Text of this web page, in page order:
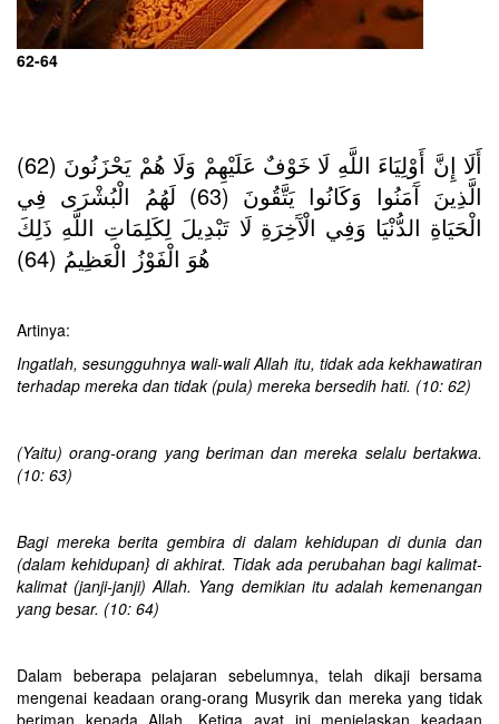
62-64
أَلَا إِنَّ أَوْلِيَاءَ اللَّهِ لَا خَوْفٌ عَلَيْهِمْ وَلَا هُمْ يَحْزَنُونَ (62)
الَّذِينَ آَمَنُوا وَكَانُوا يَتَّقُونَ (63) لَهُمُ الْبُشْرَى فِي
الْحَيَاةِ الدُّنْيَا وَفِي الْآَخِرَةِ لَا تَبْدِيلَ لِكَلِمَاتِ اللَّهِ ذَلِكَ
هُوَ الْفَوْزُ الْعَظِيمُ (64)
Artinya:
Ingatlah, sesungguhnya wali-wali Allah itu, tidak ada kekhawatiran
terhadap mereka dan tidak (pula) mereka bersedih hati. (10: 62)
(Yaitu) orang-orang yang beriman dan mereka selalu bertakwa.
(10: 63)
Bagi mereka berita gembira di dalam kehidupan di dunia dan
(dalam kehidupan} di akhirat. Tidak ada perubahan bagi kalimat-
kalimat (janji-janji) Allah. Yang demikian itu adalah kemenangan
yang besar. (10: 64)
Dalam beberapa pelajaran sebelumnya, telah dikaji bersama
mengenai keadaan orang-orang Musyrik dan mereka yang tidak
beriman kepada Allah. Ketiga ayat ini menjelaskan keadaan